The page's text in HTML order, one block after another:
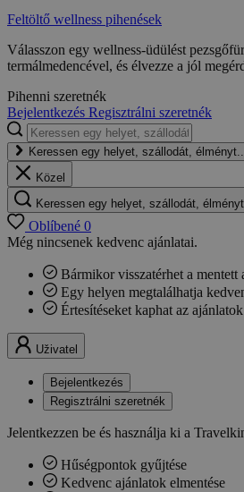
Feltöltő wellness pihenések
Válasszon egy wellness-üdülést
termálmedencével, és élvezze a jól
Pihenni szeretnék
Bejelentkezés Regisztrálni szeretnék
Keressen egy helyet, szállodát,
Közel
Keressen egy helyet, szállodát, élményt
Oblíbené 0
Még nincsenek kedvenc ajánlatai.
Bármikor visszatérhet a mentett
Egy helyen megtalálhatja
Értesítéseket kaphat az
Uživatel
Bejelentkezés
Regisztrálni szeretnék
Jelentkezzen be és használja ki a
Hűségpontok gyűjtése
Kedvenc ajánlatok elmentése